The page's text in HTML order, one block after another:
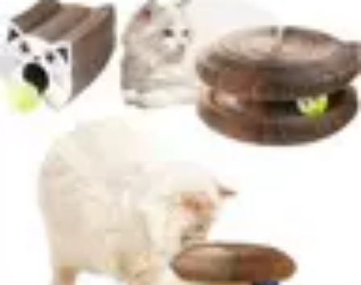
Globe Explore
Voyage Durable Sécurité en voyageVoyage ÉcoresponsableVoyages
en SoloConseils Pratiques
Globe Explore